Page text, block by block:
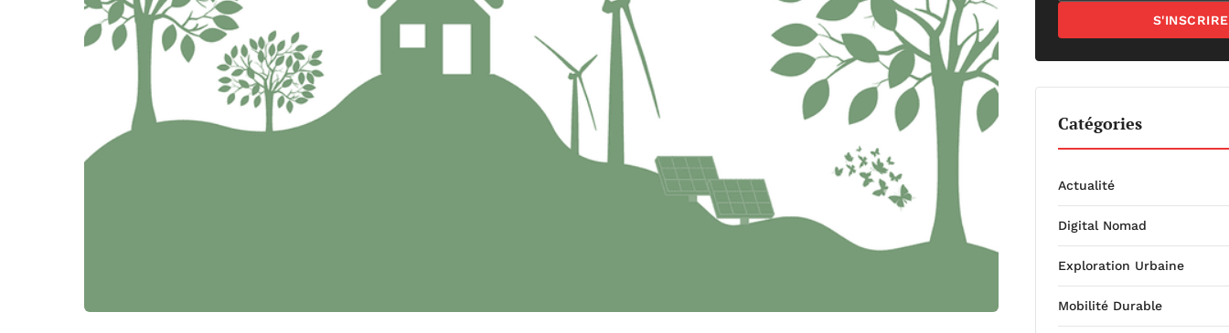
S'INSCRIRE
Catégories
Actualité
Digital Nomad
Exploration Urbaine
Mobilité Durable